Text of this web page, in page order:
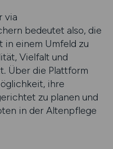
via
bedeutet also, die
in einem Umfeld zu
Vielfalt und
Über die Plattform
ihre
zu planen und
in der Altenpflege